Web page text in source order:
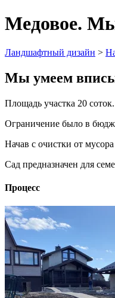
Медовое.
Ландшафтный дизайн >
Мы умеем
Площадь участка 20
Ограничение было в
Начав с очистки от
Сад предназначен для
Процесс